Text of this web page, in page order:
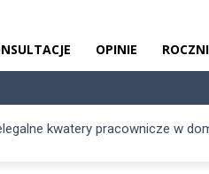
OPINIE
kwatery pracownicze w